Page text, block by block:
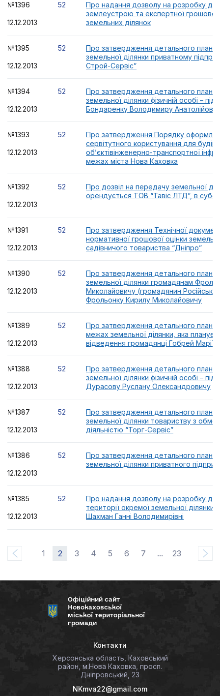
№1396
12.12.2013
52
Про надання дозволу на розробку
землеустрою та експертної грошової
земельних ділянок
№1395
12.12.2013
52
Про затвердження детального плану
земельної ділянки приватному
Строй-Сервіс”
№1394
12.12.2013
52
Про затвердження детального плану
земельної ділянки фізичній особі –
Бондаренку Володимиру
№1393
12.12.2013
52
Про затвердження Порядку
сервітутного користування для
об’єктівінженерно-транспортної
межах міста Нова Каховка
№1392
12.12.2013
52
Про дозвіл на передачу земельної
орендується ТОВ “Тавіс ЛТД”, в
№1391
12.12.2013
52
Про затвердження Технічної
нормативної грошової оцінки
садівничого товариства “Дніпро”
№1390
12.12.2013
52
Про затвердження детального плану
земельної ділянки громадянам
Миколайовичу (громадянин
Фрольонку Кирилу Миколайовичу
№1389
12.12.2013
52
Про затвердження детального плану
межах земельної ділянки, яка
відведення громадянці Гобрей Марії
№1388
12.12.2013
52
Про затвердження детального плану
земельної ділянки фізичній особі –
Дурасову Руслану Олександровичу
№1387
12.12.2013
52
Про затвердження детального плану
земельної ділянки товариству з
діяльністю “Торг-Сервіс”
№1386
12.12.2013
52
Про затвердження детального плану
земельної ділянки приватного
№1385
12.12.2013
52
Про надання дозволу на розробку
території окремої земельної ділянки
Шахман Ганні Володимирівні
1 2 3 4 5 6 7 ... 23
Офіційний сайт
Новокаховської
міської територіальної
громади
Контакти
Херсонська область, Каховський
район, м.Нова Каховка, просп.
Дніпровський, 23
NKmva22@gmail.com